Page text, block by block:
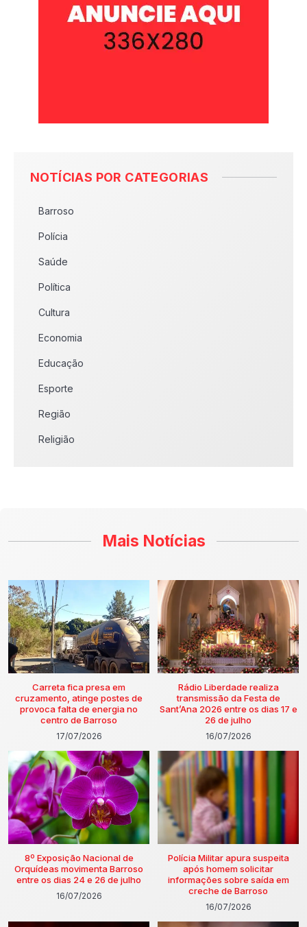
NOTÍCIAS POR CATEGORIAS
Barroso
Polícia
Saúde
Política
Cultura
Economia
Educação
Esporte
Região
Religião
Mais Notícias
Carreta fica presa em
cruzamento, atinge postes de
provoca falta de energia no
centro de Barroso
17/07/2026
Rádio Liberdade realiza
transmissão da Festa de
Sant’Ana 2026 entre os dias 17 e
26 de julho
16/07/2026
8º Exposição Nacional de
Orquídeas movimenta Barroso
entre os dias 24 e 26 de julho
16/07/2026
Polícia Militar apura suspeita
após homem solicitar
informações sobre saída em
creche de Barroso
16/07/2026